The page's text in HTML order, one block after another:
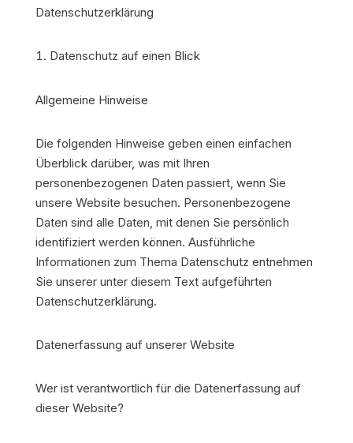
Datenschutzerklärung
Datenschutz auf einen Blick
Allgemeine Hinweise
Die folgenden Hinweise geben einen einfachen
Überblick darüber, was mit Ihren
personenbezogenen Daten passiert, wenn Sie
unsere Website besuchen. Personenbezogene
Daten sind alle Daten, mit denen Sie persönlich
identifiziert werden können. Ausführliche
Informationen zum Thema Datenschutz entnehmen
Sie unserer unter diesem Text aufgeführten
Datenschutzerklärung.
Datenerfassung auf unserer Website
Wer ist verantwortlich für die Datenerfassung auf
dieser Website?